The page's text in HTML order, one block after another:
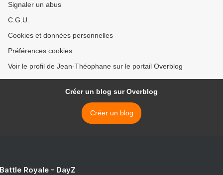
Signaler un abus
C.G.U.
Cookies et données personnelles
Préférences cookies
Voir le profil de Jean-Théophane sur le portail Overblog
Créer un blog sur Overblog
Créer un blog
Royale - DayZ